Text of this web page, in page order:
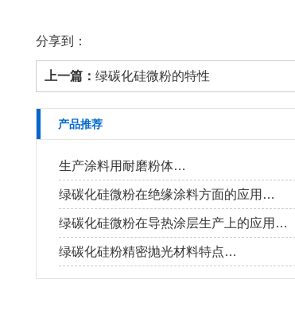
分享到：
上一篇： 绿碳化硅微粉的特性
产品推荐
生产涂料用耐磨粉体…
绿碳化硅微粉在绝缘涂料方面的应用…
绿碳化硅微粉在导热涂层生产上的应用…
绿碳化硅粉精密抛光材料特点…